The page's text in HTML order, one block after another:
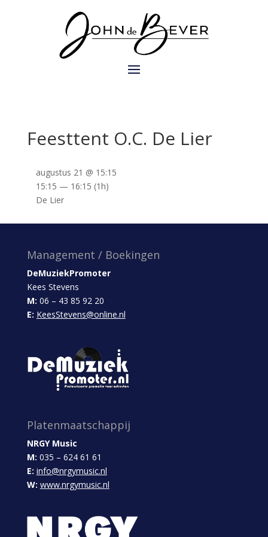
Feesttent O.C. De Lier
augustus 21 @ 15:15
15:15 — 16:15 (1h)
De Lier
Management / Boekingen
DeMuziekPromoter
Kees Stevens
M: 06 – 43 85 92 20
E: KeesStevens@online.nl
Platenmaatschappij
NRGY Music
M: 035 – 624 61 61
E: info@nrgymusic.nl
W: www.nrgymusic.nl